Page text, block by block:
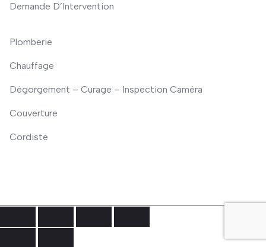
Demande D’Intervention
Plomberie
Chauffage
Dégorgement – Curage – Inspection Caméra
Couverture
Cordiste